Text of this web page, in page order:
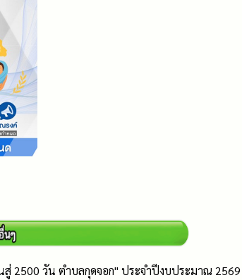
สู่ 2500 วัน ตำบลกุดจอก" ประจำปีงบประมาณ 2569